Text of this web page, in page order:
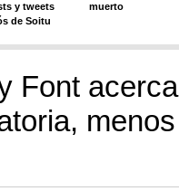
y tweets
de Soitu
muerto
Font